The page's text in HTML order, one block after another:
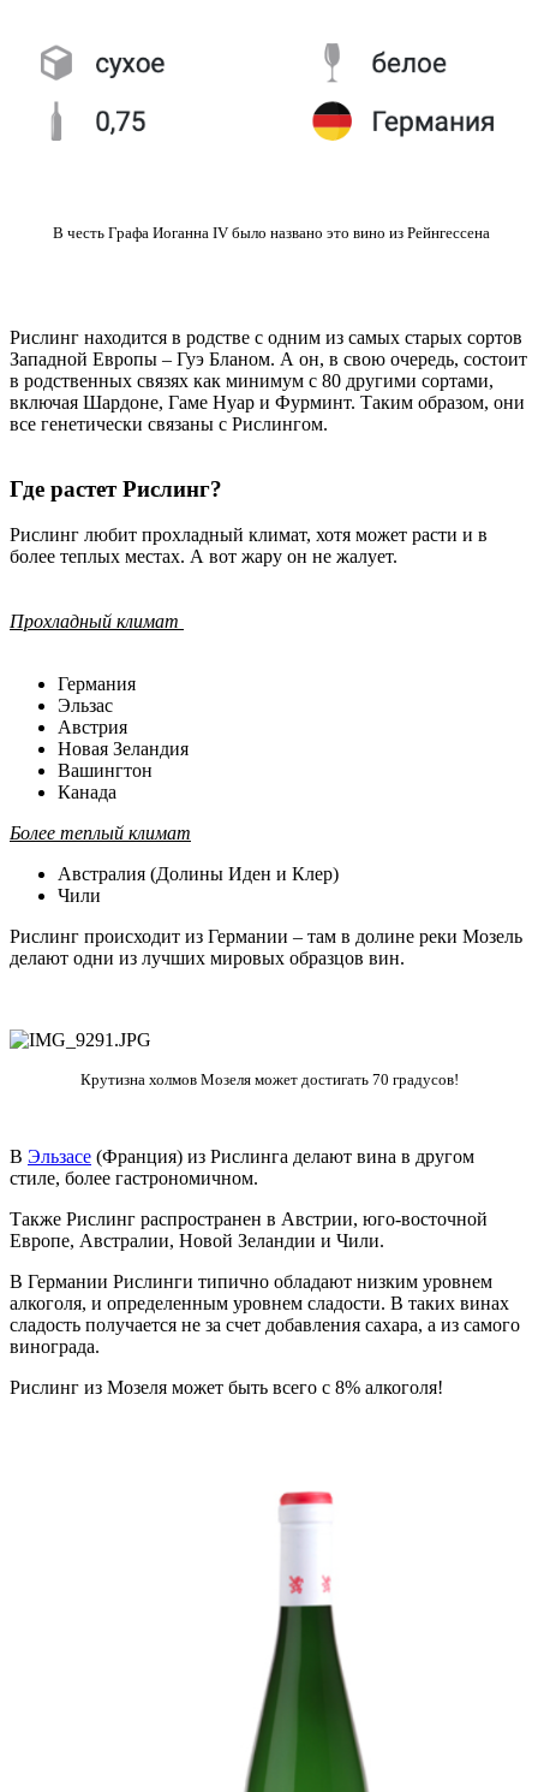
В честь Графа Иоганна IV было названо это вино из Рейнгессена
Рислинг находится в родстве с одним из самых старых сортов
Западной Европы – Гуэ Бланом. А он, в свою очередь, состоит
в родственных связях как минимум с 80 другими сортами,
включая Шардоне, Гаме Нуар и Фурминт. Таким образом, они
все генетически связаны с Рислингом.
Где растет Рислинг?
Рислинг любит прохладный климат, хотя может расти и в
более теплых местах. А вот жару он не жалует.
Прохладный климат
Германия
Эльзас
Австрия
Новая Зеландия
Вашингтон
Канада
Более теплый климат
Австралия (Долины Иден и Клер)
Чили
Рислинг происходит из Германии – там в долине реки Мозель
делают одни из лучших мировых образцов вин.
Крутизна холмов Мозеля может достигать 70 градусов!
В Эльзасе (Франция) из Рислинга делают вина в другом
стиле, более гастрономичном.
Также Рислинг распространен в Австрии, юго-восточной
Европе, Австралии, Новой Зеландии и Чили.
В Германии Рислинги типично обладают низким уровнем
алкоголя, и определенным уровнем сладости. В таких винах
сладость получается не за счет добавления сахара, а из самого
винограда.
Рислинг из Мозеля может быть всего с 8% алкоголя!